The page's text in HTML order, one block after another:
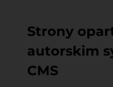
Strony
autorskim
CMS